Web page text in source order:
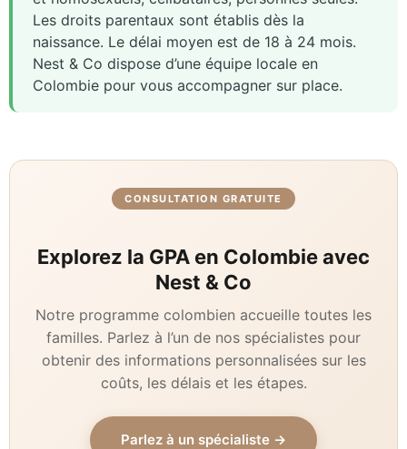
Les droits parentaux sont établis dès la
naissance. Le délai moyen est de 18 à 24 mois.
Nest & Co dispose d’une équipe locale en
Colombie pour vous accompagner sur place.
CONSULTATION GRATUITE
Explorez la GPA en Colombie avec
Nest & Co
Notre programme colombien accueille toutes les
familles. Parlez à l’un de nos spécialistes pour
obtenir des informations personnalisées sur les
coûts, les délais et les étapes.
Parlez à un spécialiste →